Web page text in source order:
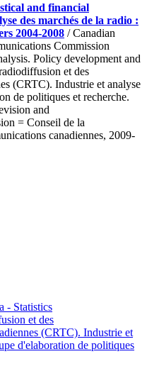
and financial
des marchés de la radio :
2004-2008 / Canadian
Commission
Policy development and
et des
(CRTC). Industrie et analyse
de politiques et recherche.
and
= Conseil de la
canadiennes, 2009-
- Statistics
et des
(CRTC). Industrie et
d'elaboration de politiques